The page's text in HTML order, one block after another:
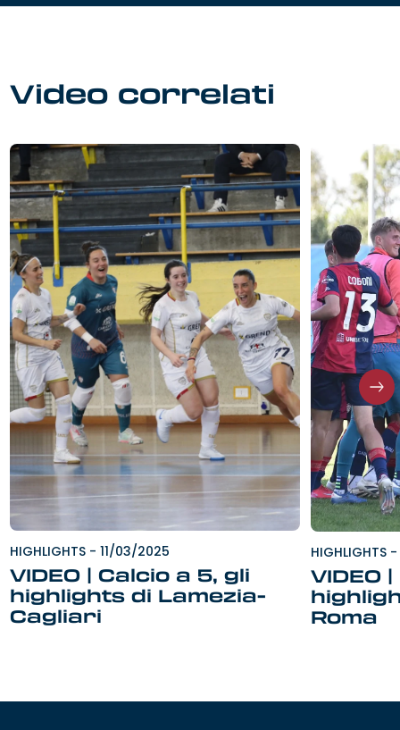
Video correlati
HIGHLIGHTS - 11/03/2025
VIDEO | Calcio a 5, gli
highlights di Lamezia-
Cagliari
HIGHLIGHTS -
VIDEO
Roma